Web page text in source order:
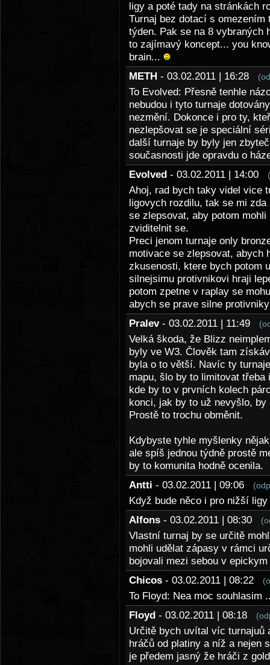
ligy a poté tady na stránkách
Turnaj bez dotací s omezením
týden. Pak se na 8 vybraných
to zajímavý koncept... you
brain...
METH - 03.02.2011 | 16:28
To Evolved: Přesně tenhle
nebudou i tyto turnaje
nezmění. Dokonce i pro ty,
nezlepšovat se je speciální
další turnaje by byly jen
současnosti jde opravdu o
Evolved - 03.02.2011 | 14:00
Ahoj, rad bych taky videl vice
ligovych rozdilu, tak se mi
se zlepsovat, aby potom
zviditelnit se.
Preci jenom turnaje only
motivace se zlepsovat, abych
zkusenosti, ktere bych potom
silnejsimu protivnikovi hraji
potom zpetne v raplay se
abych se prave silne
Pralev - 03.02.2011 | 11:49
Velká škoda, že Blizz
byly ve W3. Člověk tam
byla o to větší. Navíc ty
mapu, šlo by to limitovat
kde by to v prvních kolech
konci, jak by to už nevyšlo, by
Prostě to trochu obměnit.
Kdybyste tyhle myšlenky
ale spíš jednou týdně prostě
by to komunita hodně ocenila.
Antti - 03.02.2011 | 09:06
Když bude něco i pro nižší ligy
Alfons - 03.02.2011 | 08:30
Vlastní turnaj by se určitě
mohli udělat zápasy v rámci
bojovali mezi sebou v
Chicos - 03.02.2011 | 08:22
To Floyd: Nea moc
Floyd - 03.02.2011 | 08:18
Určitě bych uvítal víc turnajuů
hráčů od platiny a níž a nejen
je předem jasný že hráči z